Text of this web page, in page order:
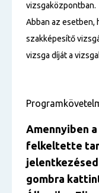
vizsgaközpontban.
Abban az esetben,
szakképesítő
vizsga díját a
Amennyiben
felkeltette
gombra